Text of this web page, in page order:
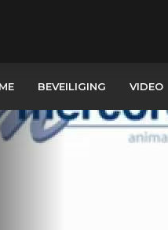
BEVEILIGING VIDEO